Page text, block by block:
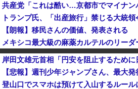
【朗報】移民さんの価値、発表される